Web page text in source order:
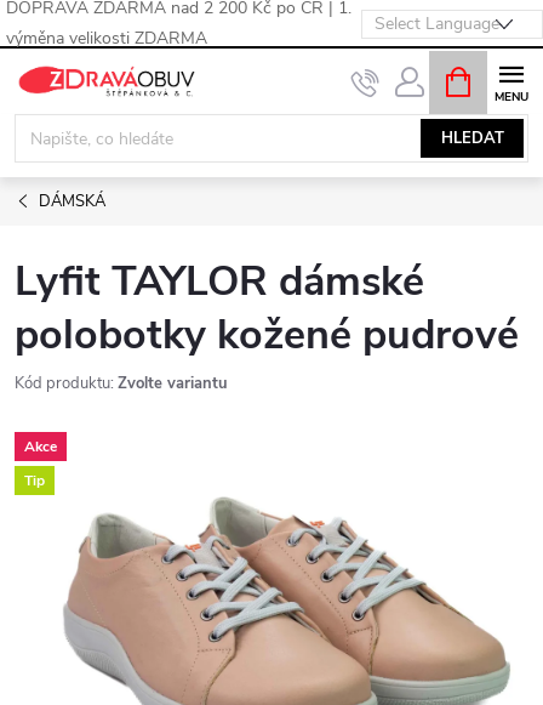
DOPRAVA ZDARMA nad 2 200 Kč po ČR | 1.
výměna velikosti ZDARMA
Přejít
obsah
HLEDAT
NÁKUPNÍ
KOŠÍK
DÁMSKÁ
Lyfit TAYLOR dámské
polobotky kožené pudrové
Kód produktu: Zvolte variantu
Akce
Tip